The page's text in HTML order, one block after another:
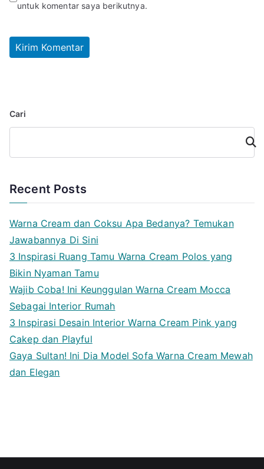
untuk komentar saya berikutnya.
Cari
Cari
Recent Posts
Warna Cream dan Coksu Apa Bedanya? Temukan
Jawabannya Di Sini
3 Inspirasi Ruang Tamu Warna Cream Polos yang
Bikin Nyaman Tamu
Wajib Coba! Ini Keunggulan Warna Cream Mocca
Sebagai Interior Rumah
3 Inspirasi Desain Interior Warna Cream Pink yang
Cakep dan Playful
Gaya Sultan! Ini Dia Model Sofa Warna Cream Mewah
dan Elegan